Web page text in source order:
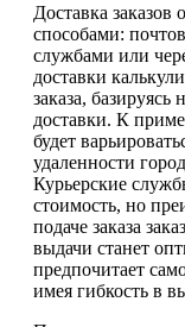
Доставка заказов
способами:
службами или
доставки
заказа,
доставки. К
будет
удаленности
Курьерские
стоимость, но
подаче заказа
выдачи станет
предпочитает
имея гибкость в